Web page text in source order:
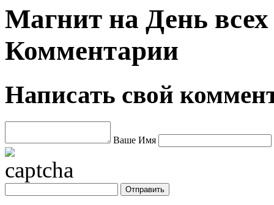
Магнит на День
Комментарии
Написать свой
Ваше Имя